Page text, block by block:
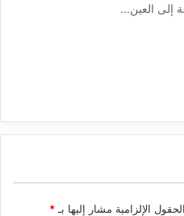
إلى العين...
الحقول الإلزامية مشار إليها بـ *